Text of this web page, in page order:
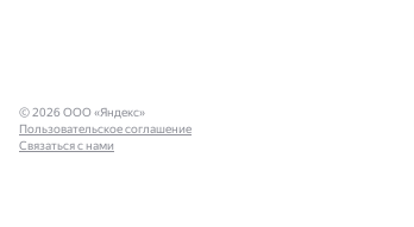
© 2026 ООО «Яндекс»
Пользовательское соглашение
Связаться с нами